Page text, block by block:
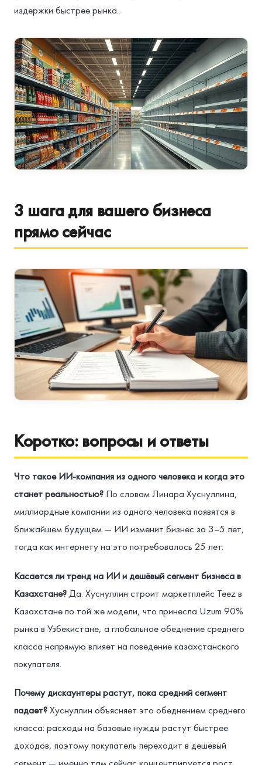
издержки быстрее рынка.
3 шага для вашего бизнеса
прямо сейчас
Коротко: вопросы и ответы
Что такое ИИ-компания из одного человека и когда это
станет реальностью? По словам Линара Хуснуллина,
миллиардные компании из одного человека появятся в
ближайшем будущем — ИИ изменит бизнес за 3–5 лет,
тогда как интернету на это потребовалось 25 лет.
Касается ли тренд на ИИ и дешёвый сегмент бизнеса в
Казахстане?Да. Хуснуллин строит маркетплейс Teez в
Казахстане по той же модели, что принесла Uzum 90%
рынка в Узбекистане, а глобальное обеднение среднего
класса напрямую влияет на поведение казахстанского
покупателя.
Почему дискаунтеры растут, пока средний сегмент
падает?Хуснуллин объясняет это обеднением среднего
класса: расходы на базовые нужды растут быстрее
доходов, поэтому покупатель переходит в дешёвый